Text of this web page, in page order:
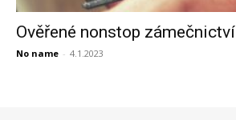
Ověřené nonstop zámečnictví
No name - 4.1.2023